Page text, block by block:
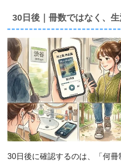
30日後｜冊数ではなく、
30日後に確認するのは、「何冊